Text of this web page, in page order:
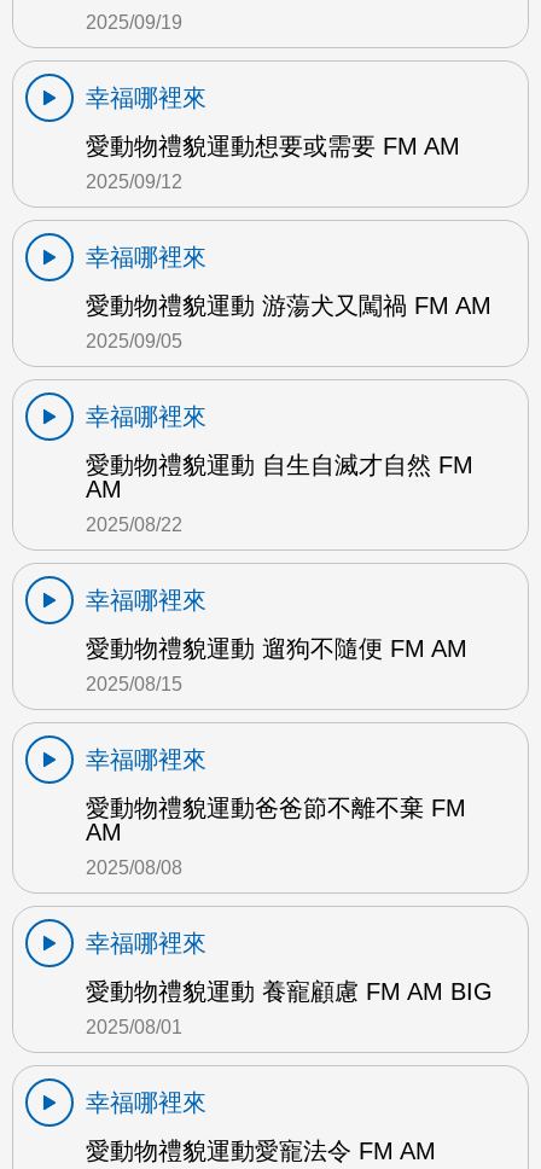
2025/09/19
幸福哪裡來
愛動物禮貌運動想要或需要 FM AM
2025/09/12
幸福哪裡來
愛動物禮貌運動 游蕩犬又闖禍 FM AM
2025/09/05
幸福哪裡來
愛動物禮貌運動 自生自滅才自然 FM
AM
2025/08/22
幸福哪裡來
愛動物禮貌運動 遛狗不隨便 FM AM
2025/08/15
幸福哪裡來
愛動物禮貌運動爸爸節不離不棄 FM
AM
2025/08/08
幸福哪裡來
愛動物禮貌運動 養寵顧慮 FM AM BIG
2025/08/01
幸福哪裡來
愛動物禮貌運動愛寵法令 FM AM